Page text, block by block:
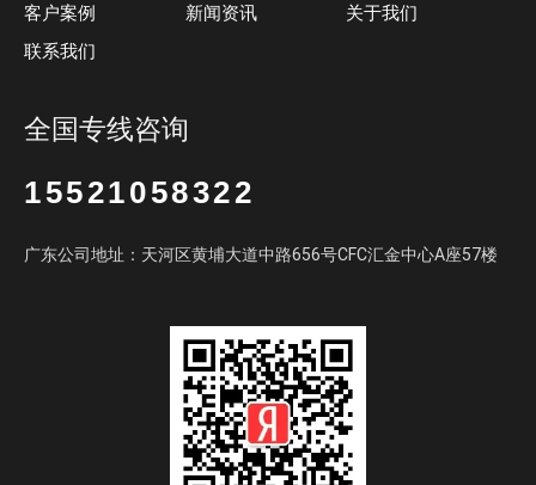
客户案例
联系我们
新闻资讯
关于我们
全国专线咨询
15521058322
广东公司地址：天河区黄埔大道中路656号CFC汇金中心A座57楼